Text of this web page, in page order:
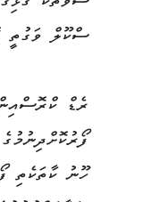
ސްކޫލް ވަގުތީ
ރެޑް
ހޫނު ކާތަކެތި